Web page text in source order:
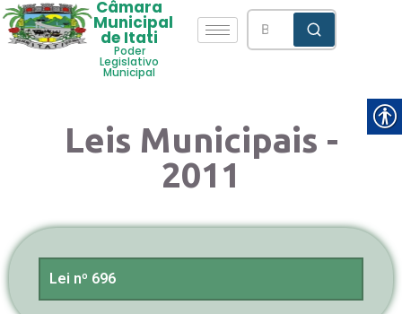
Câmara
Municipal
de Itati
Poder
Legislativo
Municipal
Leis Municipais -
2011
Lei nº 696